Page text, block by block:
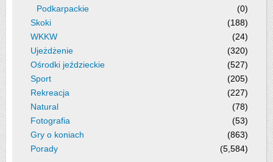
Podkarpackie
(0)
Skoki
(188)
WKKW
(24)
Ujeżdżenie
(320)
Ośrodki jeździeckie
(527)
Sport
(205)
Rekreacja
(227)
Natural
(78)
Fotografia
(53)
Gry o koniach
(863)
Porady
(5,584)